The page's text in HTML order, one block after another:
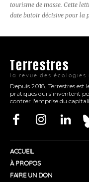
tourisme de masse. Cette
date butoir décisive pour la
Terrestres
la revue des écologies
Depuis 2018, Terrestres est
pratiques qui s'inventent
contrer l'emprise du
ACCUEIL
À PROPOS
FAIRE UN DON